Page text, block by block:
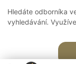
Hledáte odborníka
vyhledávání.